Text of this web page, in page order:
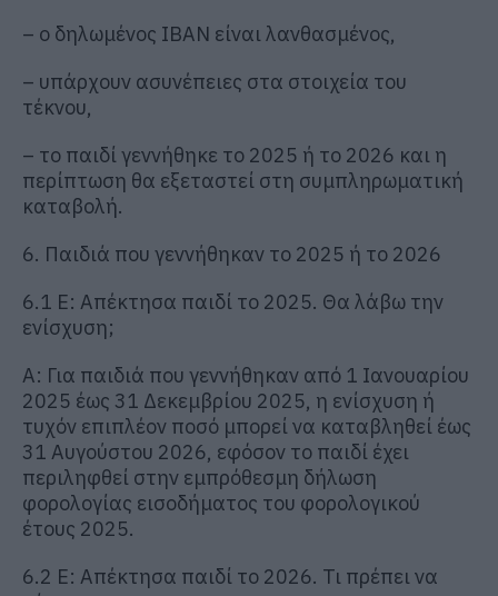
– ο δηλωμένος IBAN είναι λανθασμένος,
– υπάρχουν ασυνέπειες στα στοιχεία του
τέκνου,
– το παιδί γεννήθηκε το 2025 ή το 2026 και η
περίπτωση θα εξεταστεί στη συμπληρωματική
καταβολή.
6. Παιδιά που γεννήθηκαν το 2025 ή το 2026
6.1 Ε: Απέκτησα παιδί το 2025. Θα λάβω την
ενίσχυση;
Α: Για παιδιά που γεννήθηκαν από 1 Ιανουαρίου
2025 έως 31 Δεκεμβρίου 2025, η ενίσχυση ή
τυχόν επιπλέον ποσό μπορεί να καταβληθεί έως
31 Αυγούστου 2026, εφόσον το παιδί έχει
περιληφθεί στην εμπρόθεσμη δήλωση
φορολογίας εισοδήματος του φορολογικού
έτους 2025.
6.2 Ε: Απέκτησα παιδί το 2026. Τι πρέπει να